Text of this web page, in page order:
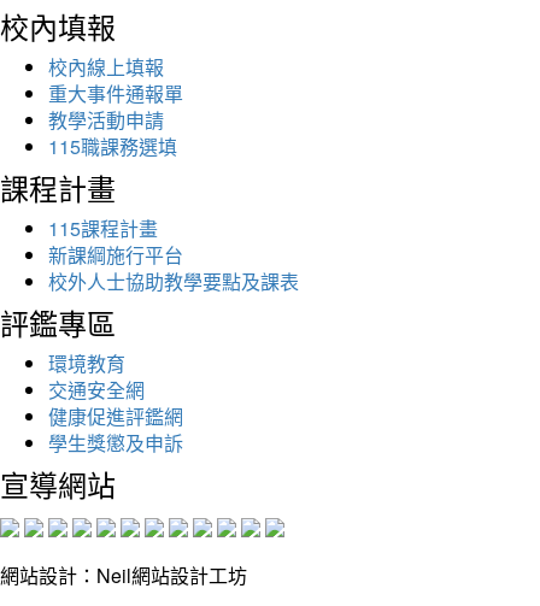
校內填報
校內線上填報
重大事件通報單
教學活動申請
115職課務選填
課程計畫
115課程計畫
新課綱施行平台
校外人士協助教學要點及課表
評鑑專區
環境教育
交通安全網
健康促進評鑑網
學生獎懲及申訴
宣導網站
網站設計：Neil網站設計工坊